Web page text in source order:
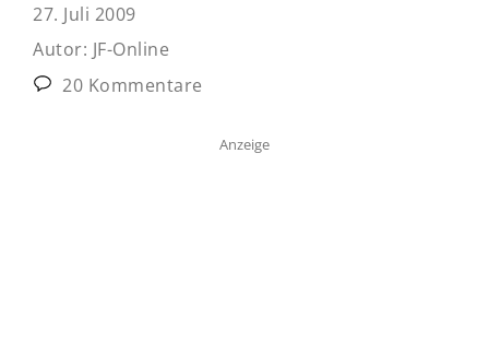
27. Juli 2009
Autor: JF-Online
20 Kommentare
Anzeige